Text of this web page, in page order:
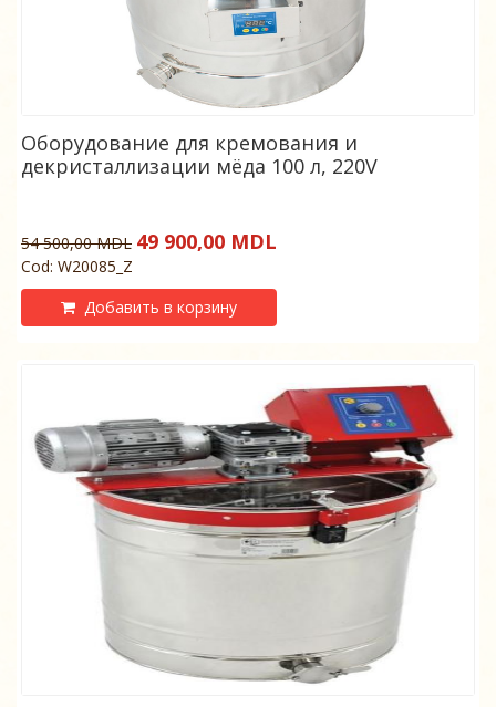
Оборудование для кремования и
декристаллизации мёда 100 л, 220V
54 500,00 MDL 49 900,00 MDL
Cod: W20085_Z
Добавить в корзину